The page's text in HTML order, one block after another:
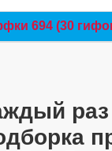
694 (30